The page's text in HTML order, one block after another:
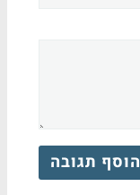
הוסף תגובה